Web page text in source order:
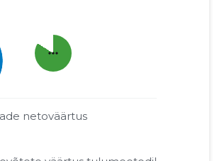
more_horiz
netoväärtus